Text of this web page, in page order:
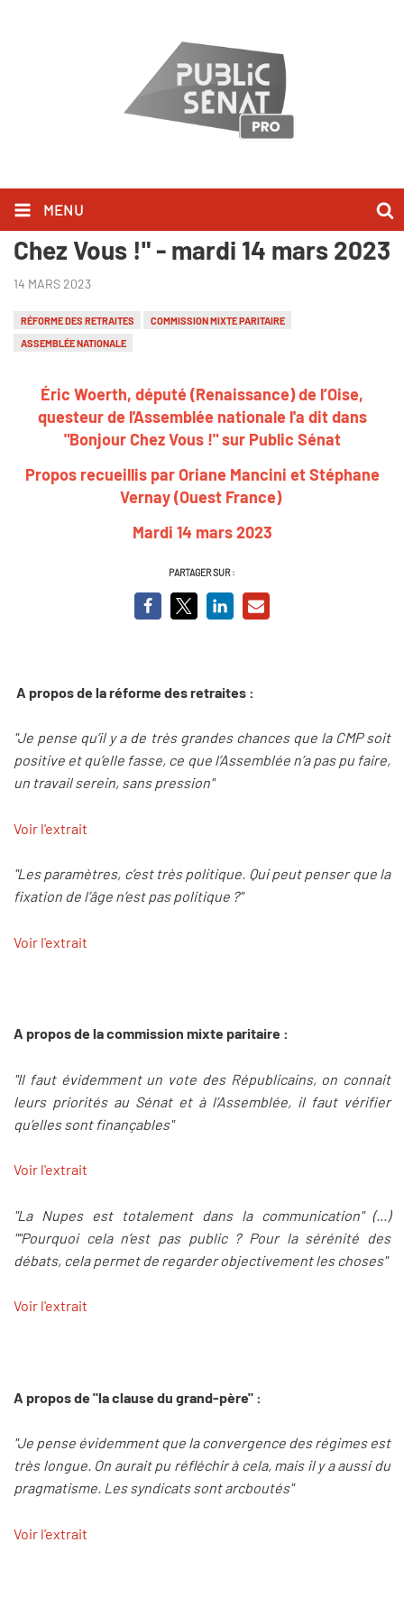
MENU
Éric Woerth l'a dit dans "Bonjour
Chez Vous !" - mardi 14 mars 2023
14 MARS 2023
RÉFORME DES RETRAITES
COMMISSION MIXTE PARITAIRE
ASSEMBLÉE NATIONALE
Éric Woerth, député (Renaissance) de l’Oise,
questeur de l'Assemblée nationale l'a dit dans
"Bonjour Chez Vous !" sur Public Sénat
Propos recueillis par Oriane Mancini et Stéphane
Vernay (Ouest France)
Mardi 14 mars 2023
PARTAGER SUR :
A propos de la réforme des retraites :
"Je pense qu’il y a de très grandes chances que la CMP soit
positive et qu’elle fasse, ce que l’Assemblée n’a pas pu faire,
un travail serein, sans pression"
Voir l'extrait
"Les paramètres, c’est très politique. Qui peut penser que la
fixation de l’âge n’est pas politique ?"
Voir l'extrait
A propos de la commission mixte paritaire :
"Il faut évidemment un vote des Républicains, on connait
leurs priorités au Sénat et à l’Assemblée, il faut vérifier
qu’elles sont finançables"
Voir l'extrait
"La Nupes est totalement dans la communication" (...)
""Pourquoi cela n’est pas public ? Pour la sérénité des
débats, cela permet de regarder objectivement les choses"
Voir l'extrait
A propos de "la clause du grand-père" :
"Je pense évidemment que la convergence des régimes est
très longue. On aurait pu réfléchir à cela, mais il y a aussi du
pragmatisme. Les syndicats sont arcboutés"
Voir l'extrait